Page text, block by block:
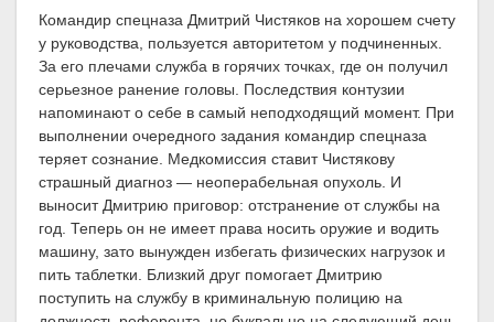
Командир спецназа Дмитрий Чистяков на хорошем счету
у руководства, пользуется авторитетом у подчиненных.
За его плечами служба в горячих точках, где он получил
серьезное ранение головы. Последствия контузии
напоминают о себе в самый неподходящий момент. При
выполнении очередного задания командир спецназа
теряет сознание. Медкомиссия ставит Чистякову
страшный диагноз — неоперабельная опухоль. И
выносит Дмитрию приговор: отстранение от службы на
год. Теперь он не имеет права носить оружие и водить
машину, зато вынужден избегать физических нагрузок и
пить таблетки. Близкий друг помогает Дмитрию
поступить на службу в криминальную полицию на